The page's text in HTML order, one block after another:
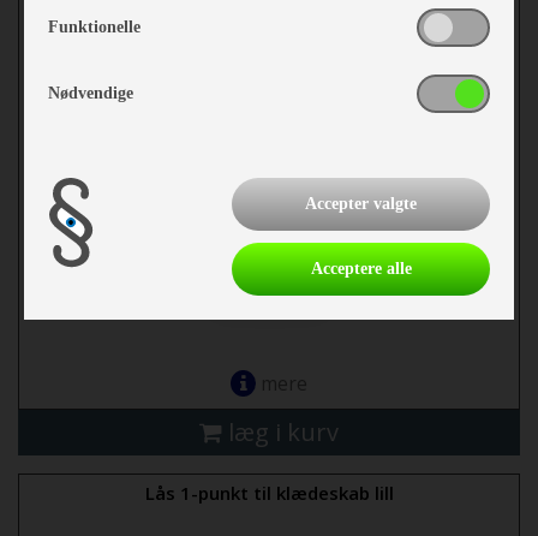
kr 59,-
mere
læg i kurv
Lås 1-punkt til klædeskab lill
Funktionelle
Nødvendige
Accepter valgte
Acceptere alle